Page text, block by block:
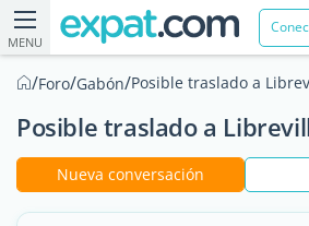
MENU
/Foro/Gabón/Posible traslado a
Posible traslado a
Nueva conversación